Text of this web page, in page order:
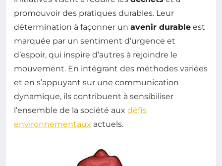
promouvoir des pratiques durables. Leur
détermination à façonner un avenir durable est
marquée par un sentiment d’urgence et
d’espoir, qui inspire d’autres à rejoindre le
mouvement. En intégrant des méthodes variées
et en s’appuyant sur une communication
dynamique, ils contribuent à sensibiliser
l’ensemble de la société aux défis
environnementaux actuels.